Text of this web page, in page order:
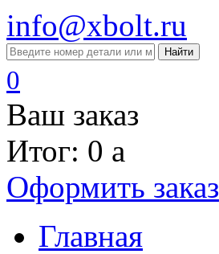
info@xbolt.ru
Найти
0
Ваш заказ
Итог: 0 a
Оформить заказ
Главная